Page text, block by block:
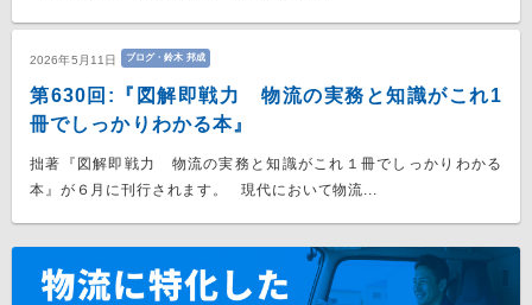
2026年5月11日 ブログ・鈴木 邦成
第630回:『図解即戦力 物流の実務と知識がこれ1
冊でしっかりわかる本』
拙著『図解即戦力 物流の実務と知識がこれ１冊でしっかりわかる
本』が６月に刊行されます。 現代において物流...